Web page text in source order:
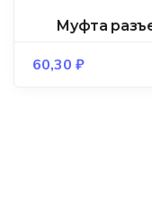
Муфта
60,30 ₽